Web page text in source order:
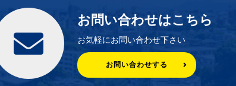
お問い合わせはこちら
お気軽にお問い合わせ下さい
お問い合わせする